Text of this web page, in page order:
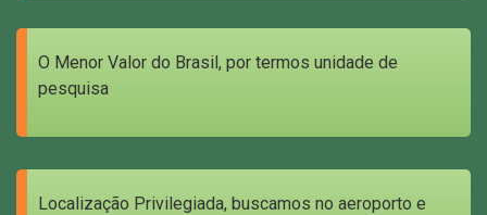
O Menor Valor do Brasil, por termos unidade de
pesquisa
Localização Privilegiada, buscamos no aeroporto e